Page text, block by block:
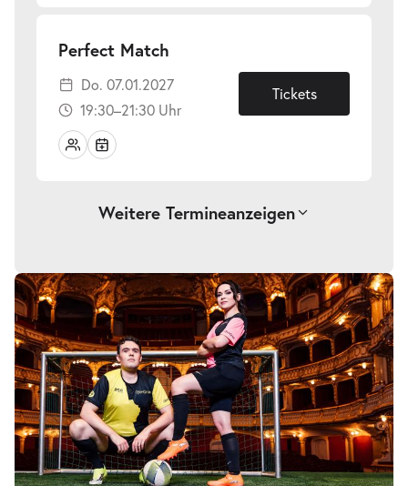
Perfect Match
07.01.2027
Do. 07.01.2027
19:30–21:30 Uhr
Tickets
Weitere Termineanzeigen
Perfect Match-
So.
10.01.2027
So. 10.01.2027
15:00–17:00 Uhr
Tickets
Perfect Match-
Fr.